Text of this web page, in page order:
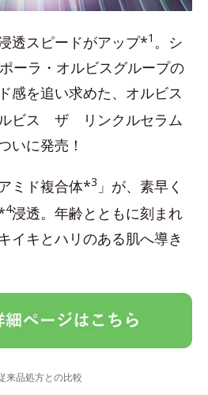
透スピードがアップ*1 。シ
ーラ・オルビスグループの
感を追い求めた、オルビス
ビス ザ リンクルセラム
いに発売！
ミド複合体*3 」が、素早く
4浸透。年齢とともに刻まれ
イキとハリのある肌へ導き
来品処方との比較